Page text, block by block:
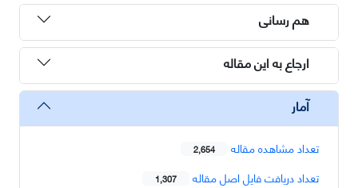
هم رسانی
ارجاع به این مقاله
آمار
تعداد مشاهده مقاله 2,654
تعداد دریافت فایل اصل مقاله 1,307